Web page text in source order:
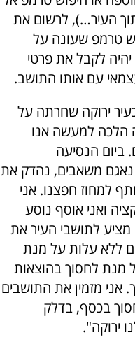
העיר…), לרשום את
טרמפ שעונה על
לקבל את פרטי
עם אותו התושב.
ירוקה שחרתה על
הלכה למעשה אנו
ביום הנסיעה
משאבים, נהדק את
למחוז חפצנו. אני
ואני אוסף נוסע
לתושבי העיר את
ללא עלות על מנת
מנת לחסוך בהוצאות
אני מזמין את התושבים
בכסף, בדלק
ירוקה".